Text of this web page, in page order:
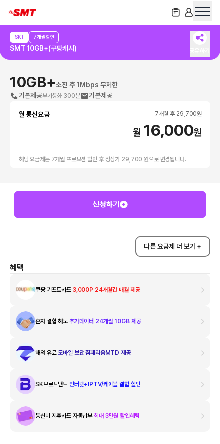
SKT 7개월할인
SMT 10GB+(쿠팡캐시)
10GB+소진 후 1Mbps 무제한
기본제공부가통화 300분 기본제공
월 통신요금 7개월 후 29,700원
월 16,000원
해당 요금제는 7개월 프로모션 할인 후 정상가 29,700 원으로 변경됩니다.
신청하기
다른 요금제 더 보기 +
혜택
쿠팡 기프트카드 3,000P 24개월간 매월 제공
혼자 결합 해도추가데이터 24개월 10GB 제공
해외 유료모바일 보안 짐페리움MTD 제공
SK브로드밴드 인터넷+IPTV/케이블 결합 할인
통신비 제휴카드 자동납부최대 3만원 할인혜택